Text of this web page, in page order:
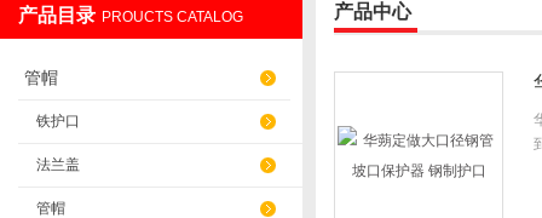
盐山华蒴机床附件制造有限公司
产品目录 PROUCTS CATALOG
管帽
铁护口
法兰盖
管帽
产品中心